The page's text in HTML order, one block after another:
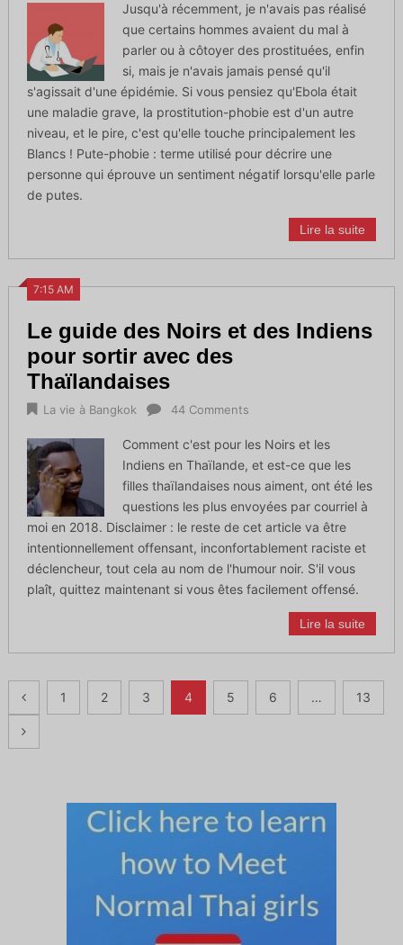
Jusqu'à récemment, je n'avais pas réalisé
que certains hommes avaient du mal à
parler ou à côtoyer des prostituées, enfin
si, mais je n'avais jamais pensé qu'il
s'agissait d'une épidémie. Si vous pensiez qu'Ebola était
une maladie grave, la prostitution-phobie est d'un autre
niveau, et le pire, c'est qu'elle touche principalement les
Blancs ! Pute-phobie : terme utilisé pour décrire une
personne qui éprouve un sentiment négatif lorsqu'elle parle
de putes.
Lire la suite
7:15 AM
Le guide des Noirs et des Indiens
pour sortir avec des
Thaïlandaises
La vie à Bangkok 44 Comments
Comment c'est pour les Noirs et les
Indiens en Thaïlande, et est-ce que les
filles thaïlandaises nous aiment, ont été les
questions les plus envoyées par courriel à
moi en 2018. Disclaimer : le reste de cet article va être
intentionnellement offensant, inconfortablement raciste et
déclencheur, tout cela au nom de l'humour noir. S'il vous
plaît, quittez maintenant si vous êtes facilement offensé.
Lire la suite
Navigation
des
1 2 3 4 5 6 … 13